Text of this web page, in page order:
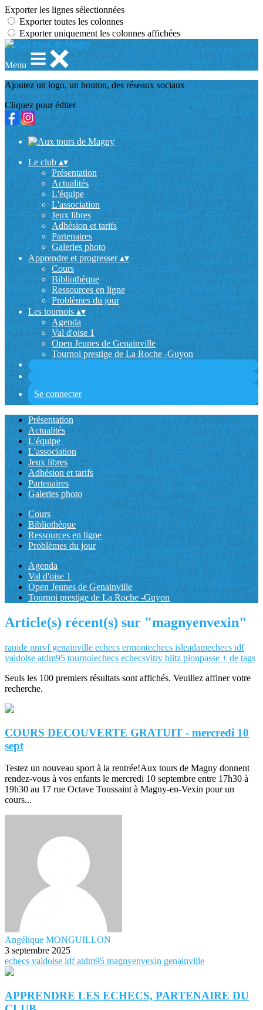
Exporter les lignes sélectionnées
Exporter toutes les colonnes
Exporter uniquement les colonnes affichées
Menu
Ajoutez un logo, un bouton, des réseaux sociaux
Cliquez pour éditer
Le club▴▾
Présentation
Actualités
L'équipe
L'association
Jeux libres
Adhésion et tarifs
Partenaires
Galeries photo
Apprendre et progresser▴▾
Cours
Bibliothèque
Ressources en ligne
Problèmes du jour
Les tournois▴▾
Agenda
Val d'oise 1
Open Jeunes de Genainville
Tournoi prestige de La Roche -Guyon
Se connecter
Présentation
Actualités
L'équipe
L'association
Jeux libres
Adhésion et tarifs
Partenaires
Galeries photo
Cours
Bibliothèque
Ressources en ligne
Problèmes du jour
Agenda
Val d'oise 1
Open Jeunes de Genainville
Tournoi prestige de La Roche -Guyon
Article(s) récent(s) sur "magnyenvexin"
rapide pnrvf genainville echecs ermontechecs isleadamechecs idf
valdoise atdm95 tournoiechecs echecsvitry blitz pionpasse + de tags
Seuls les 100 premiers résultats sont affichés. Veuillez affiner votre
recherche.
COURS DECOUVERTE GRATUIT - mercredi 10
sept
Testez un nouveau sport à la rentrée!Aux tours de Magny donnent
rendez-vous à vos enfants le mercredi 10 septembre entre 17h30 à
19h30 au 17 rue Octave Toussaint à Magny-en-Vexin pour un
cours...
Angélique MONGUILLON
3 septembre 2025
echecs valdoise idfatdm95 magnyenvexin genainville
APPRENDRE LES ECHECS, PARTENAIRE DU